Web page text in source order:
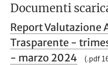
Documenti
Report
Trasparente -
- marzo 2024
(.pdf